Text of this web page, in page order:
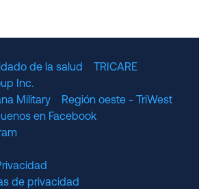
de la salud
TRICARE
Inc.
Military
Región oeste - TriWest
en Facebook
de privacidad